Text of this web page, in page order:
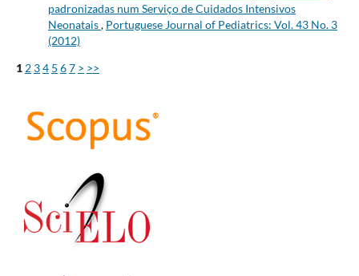
padronizadas num Serviço de Cuidados Intensivos
Neonatais, Portuguese Journal of Pediatrics: Vol. 43 No. 3
(2012)
1 2 34 5 67 > >>